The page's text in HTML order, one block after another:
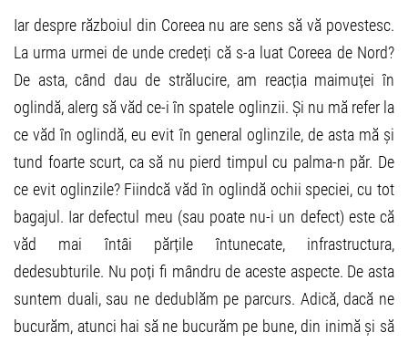
Iar despre războiul din Coreea nu are sens să vă povestesc.
La urma urmei de unde credeți că s-a luat Coreea de Nord?
De asta, când dau de strălucire, am reacția maimuței în
oglindă, alerg să văd ce-i în spatele oglinzii. Și nu mă refer la
ce văd în oglindă, eu evit în general oglinzile, de asta mă și
tund foarte scurt, ca să nu pierd timpul cu palma-n păr. De
ce evit oglinzile? Fiindcă văd în oglindă ochii speciei, cu tot
bagajul. Iar defectul meu (sau poate nu-i un defect) este că
văd mai întâi părțile întunecate, infrastructura,
dedesubturile. Nu poți fi mândru de aceste aspecte. De asta
suntem duali, sau ne dedublăm pe parcurs. Adică, dacă ne
bucurăm, atunci hai să ne bucurăm pe bune, din inimă și să